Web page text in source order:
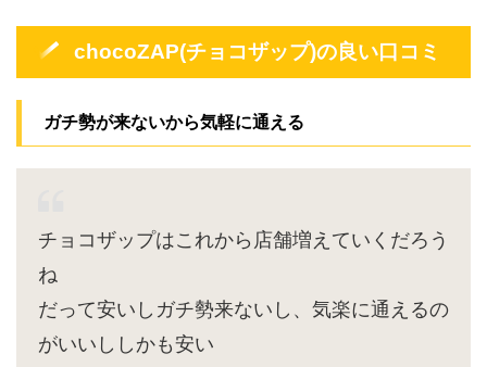
chocoZAP(チョコザップ)の良い口コミ
ガチ勢が来ないから気軽に通える
チョコザップはこれから店舗増えていくだろう
ね
だって安いしガチ勢来ないし、気楽に通えるの
がいいししかも安い